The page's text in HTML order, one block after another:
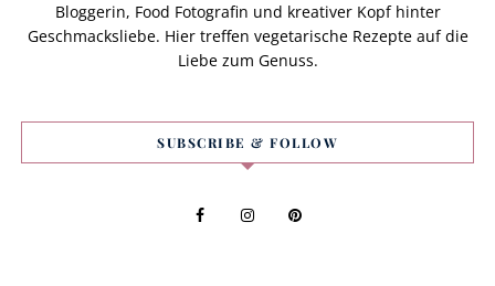
Bloggerin, Food Fotografin und kreativer Kopf hinter
Geschmacksliebe. Hier treffen vegetarische Rezepte auf die
Liebe zum Genuss.
SUBSCRIBE & FOLLOW